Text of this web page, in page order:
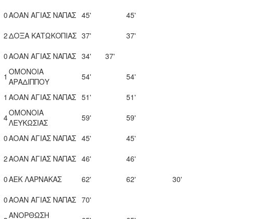
0ΑΟΑΝ ΑΓΙΑΣ ΝΑΠΑΣ 45'
45'
2ΔΟΞΑ ΚΑΤΩΚΟΠΙΑΣ 37'
37'
0ΑΟΑΝ ΑΓΙΑΣ ΝΑΠΑΣ 34'
37'
1 ΟΜΟΝΟΙΑ
ΑΡΑΔΙΠΠΟΥ
54'
54'
1 ΑΟΑΝ ΑΓΙΑΣ ΝΑΠΑΣ 51'
51'
4ΟΜΟΝΟΙΑ
ΛΕΥΚΩΣΙΑΣ
59'
59'
0ΑΟΑΝ ΑΓΙΑΣ ΝΑΠΑΣ 45'
45'
2ΑΟΑΝ ΑΓΙΑΣ ΝΑΠΑΣ 46'
46'
0ΑΕΚ ΛΑΡΝΑΚΑΣ 62' 62'
30'
0ΑΟΑΝ ΑΓΙΑΣ ΝΑΠΑΣ 70'
ΑΝΟΡΘΩΣΗ